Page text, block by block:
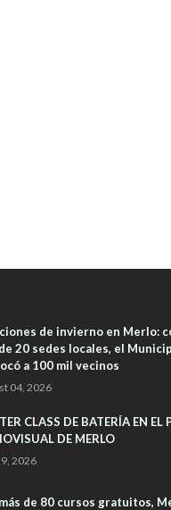
de invierno en Merlo:
20 sedes locales, el
a 100 mil vecinos
04, 2026
CLASS DE BATERÍA EN EL
DE MERLO
2026
de 80 cursos gratuitos,